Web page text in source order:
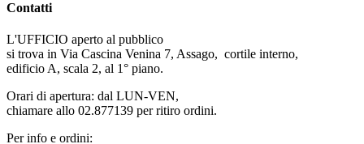
Contatti
L'UFFICIO aperto al pubblico
si trova in Via Cascina Venina 7, Assago, cortile interno,
edificio A, scala 2, al 1° piano.
Orari di apertura: dal LUN-VEN,
chiamare allo 02.877139 per ritiro ordini.
Per info e ordini: